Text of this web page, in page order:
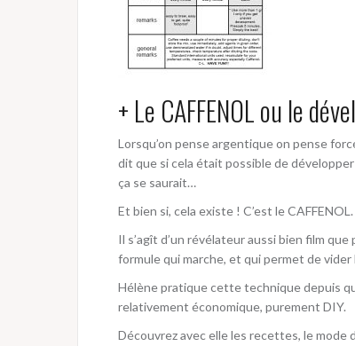
+ Le CAFFENOL ou le
Lorsqu’on pense argentique on pense
dit que si cela était possible de
ça se saurait…
Et bien si, cela existe ! C’est le CAFFENOL.
Il s’agît d’un révélateur aussi bien film
formule qui marche, et qui permet de
Hélène pratique cette technique depuis
relativement économique, purement DIY.
Découvrez avec elle les recettes, le